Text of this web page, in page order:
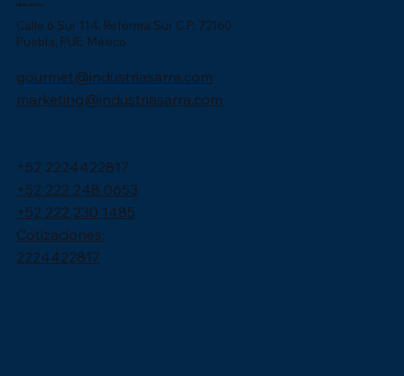
Ubicación
Calle 6 Sur 114, Reforma Sur C.P. 72160
Puebla, PUE. México
gourmet@industriasarra.com
marketing@industriasarra.com
+52 2224422817
+52 222 248 0653
+52 222 230 1485
Cotizaciones:
2224422817